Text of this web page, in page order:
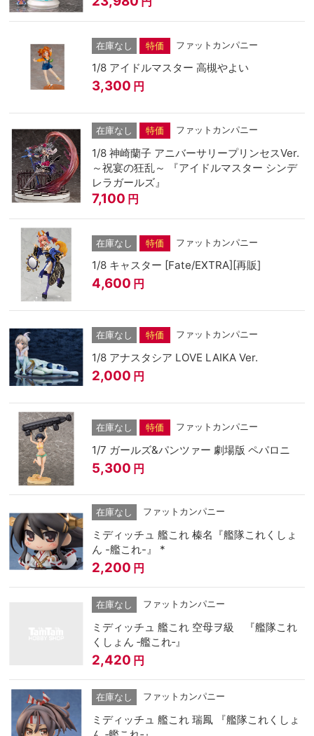
在庫なし 特価 ファットカンパニー
1/8 アイドルマスター 高槻やよい
3,300 円
在庫なし 特価 ファットカンパニー
1/8 神崎蘭子 アニバーサリープリンセスVer.
～祝宴の狂乱～ 『アイドルマスター シンデ
レラガールズ』
7,100 円
在庫なし 特価 ファットカンパニー
1/8 キャスター [Fate/EXTRA][再販]
4,600 円
在庫なし 特価 ファットカンパニー
1/8 アナスタシア LOVE LAIKA Ver.
2,000 円
在庫なし 特価 ファットカンパニー
1/7 ガールズ&パンツァー 劇場版 ペパロニ
5,300 円
在庫なし ファットカンパニー
ミディッチュ 艦これ 榛名『艦隊これくしょ
ん -艦これ-』 *
2,200 円
在庫なし ファットカンパニー
ミディッチュ 艦これ 空母ヲ級 『艦隊これ
くしょん ‐艦これ‐』
2,420 円
在庫なし ファットカンパニー
ミディッチュ 艦これ 瑞鳳 『艦隊これくしょ